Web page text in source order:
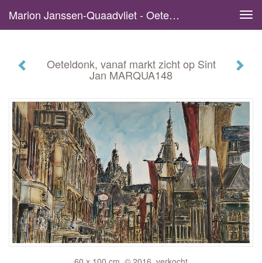
Marion Janssen-Quaadvliet - Oeteldonk, Vanaf Markt Zicht Op Sint Jan MARQUA148
Oeteldonk, vanaf markt zicht op Sint
Jan MARQUA148